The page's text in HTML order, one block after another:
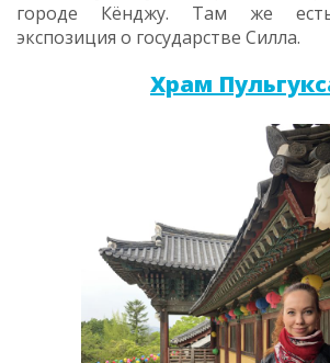
городе Кёнджу. Там же есть
экспозиция о государстве Силла.
Храм